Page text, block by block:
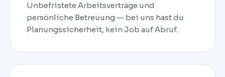
Unbefristete Arbeitsverträge und
persönliche Betreuung — bei uns hast du
Planungssicherheit, kein Job auf Abruf.